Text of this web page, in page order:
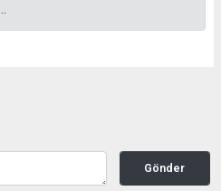
Gönder